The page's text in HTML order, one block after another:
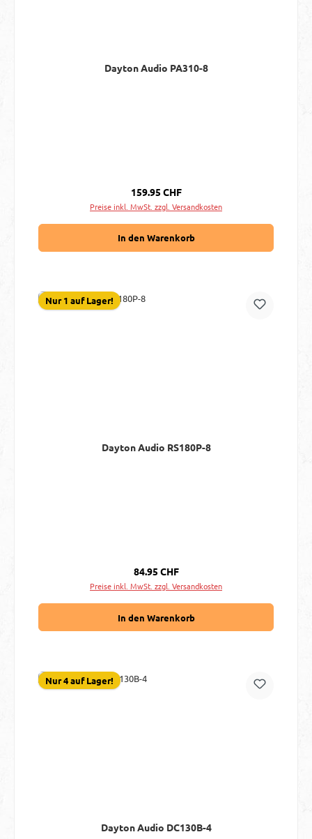
Dayton Audio PA310-8
Regulärer Preis:
159.95 CHF
Preise inkl. MwSt. zzgl. Versandkosten
In den Warenkorb
Nur 1 auf Lager!
Dayton Audio RS180P-8
Regulärer Preis:
84.95 CHF
Preise inkl. MwSt. zzgl. Versandkosten
In den Warenkorb
Nur 4 auf Lager!
Dayton Audio DC130B-4